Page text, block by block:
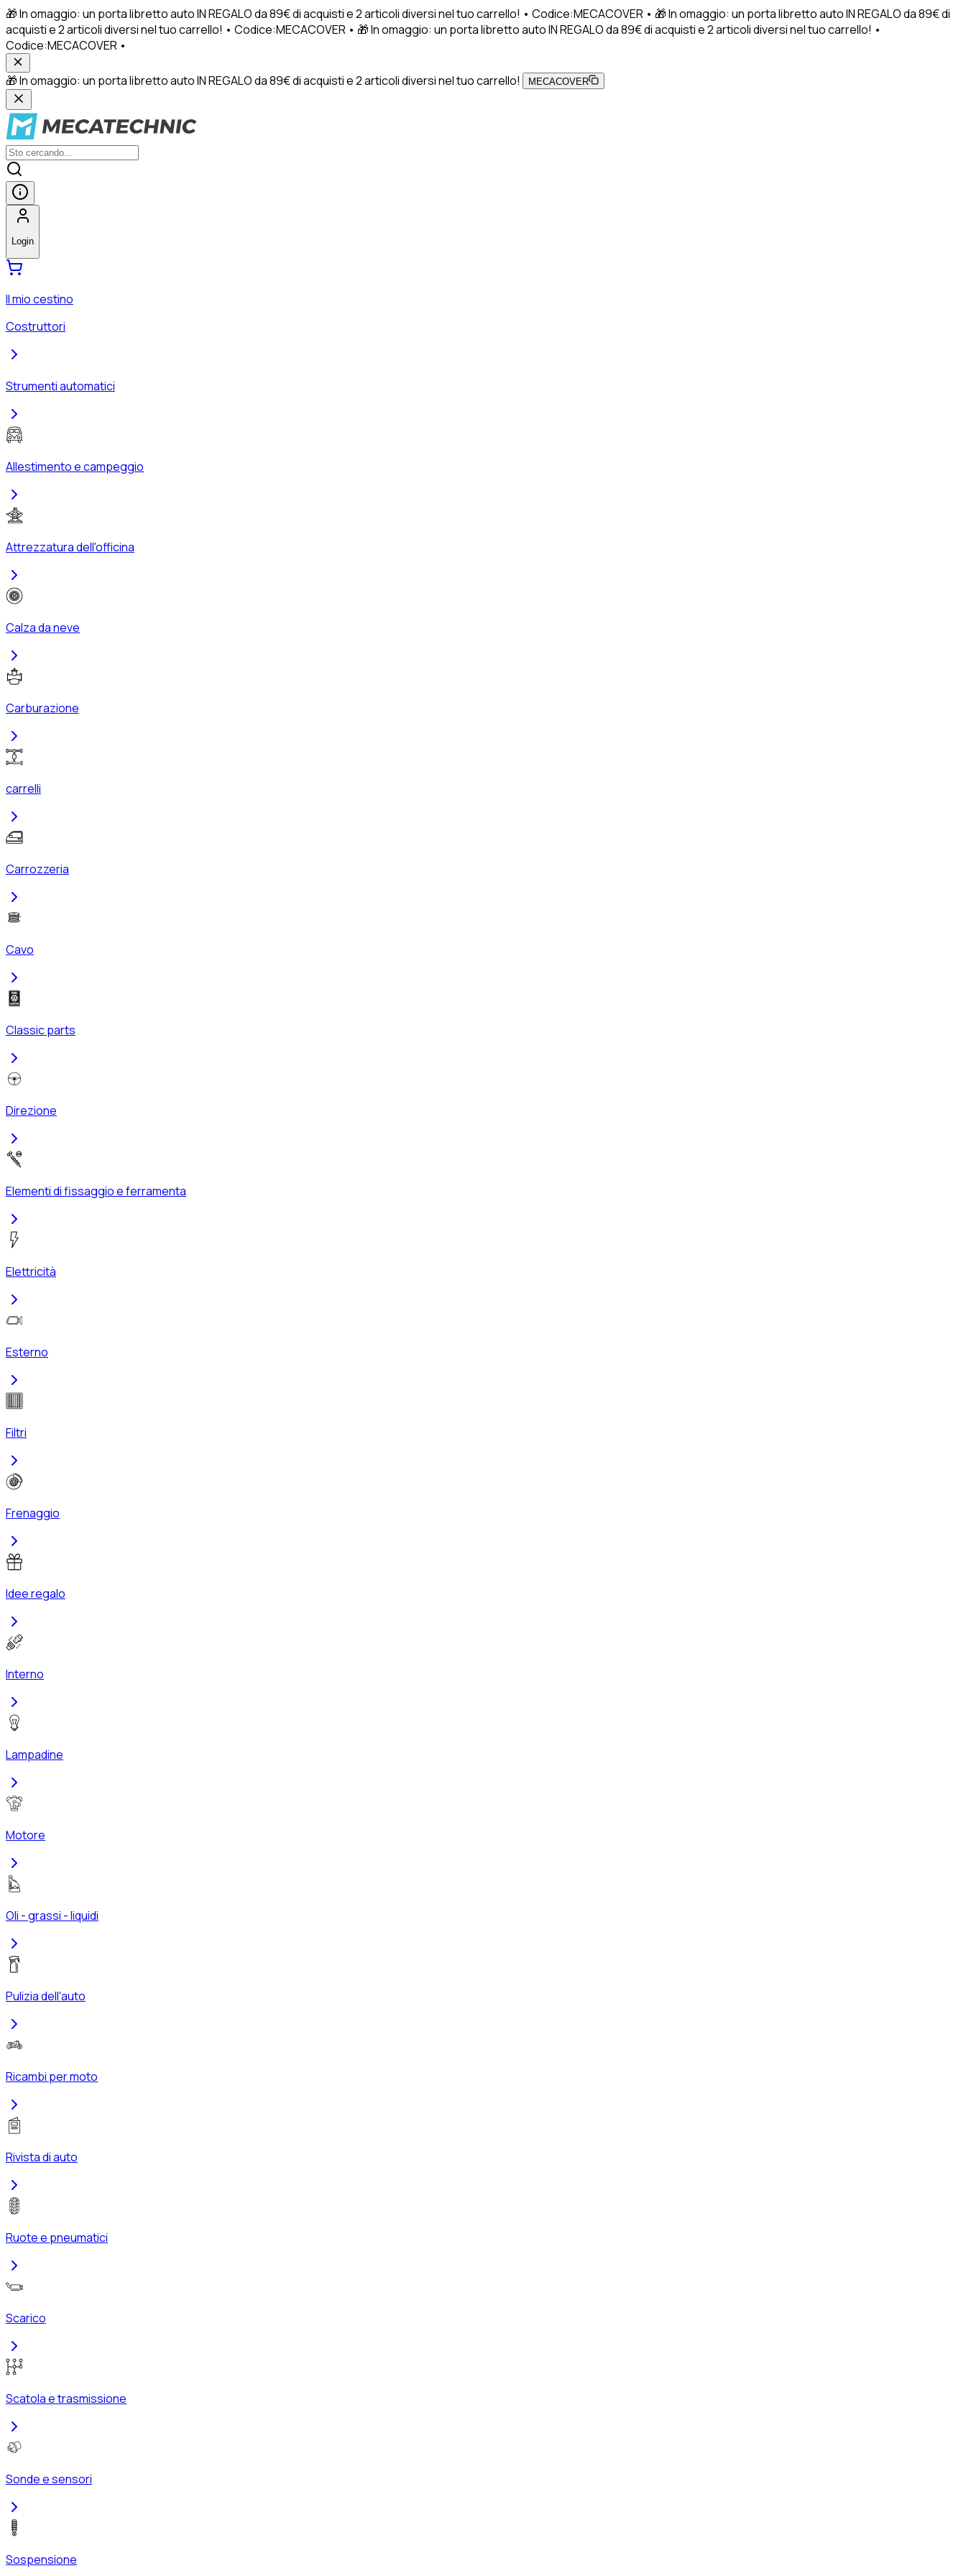
🎁 In omaggio: un porta libretto auto IN REGALO da 89€ di acquisti e 2 articoli diversi nel tuo carrello! • Codice:MECACOVER • 🎁 In omaggio: un porta libretto auto IN REGALO da 89€ di
acquisti e 2 articoli diversi nel tuo carrello! • Codice:MECACOVER • 🎁 In omaggio: un porta libretto auto IN REGALO da 89€ di acquisti e 2 articoli diversi nel tuo carrello! •
Codice:MECACOVER •
🎁 In omaggio: un porta libretto auto IN REGALO da 89€ di acquisti e 2 articoli diversi nel tuo carrello! MECACOVER
Login
Il mio cestino
Costruttori
Strumenti automatici
Allestimento e campeggio
Attrezzatura dell'officina
Calza da neve
Carburazione
carrelli
Carrozzeria
Cavo
Classic parts
Direzione
Elementi di fissaggio e ferramenta
Elettricità
Esterno
Filtri
Frenaggio
Idee regalo
Interno
Lampadine
Motore
Oli - grassi - liquidi
Pulizia dell'auto
Ricambi per moto
Rivista di auto
Ruote e pneumatici
Scarico
Scatola e trasmissione
Sonde e sensori
Sospensione